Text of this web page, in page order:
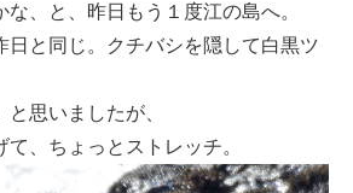
な、と、昨日もう１度江の島へ。
日と同じ。クチバシを隠して白黒ツ
と思いましたが、
、ちょっとストレッチ。